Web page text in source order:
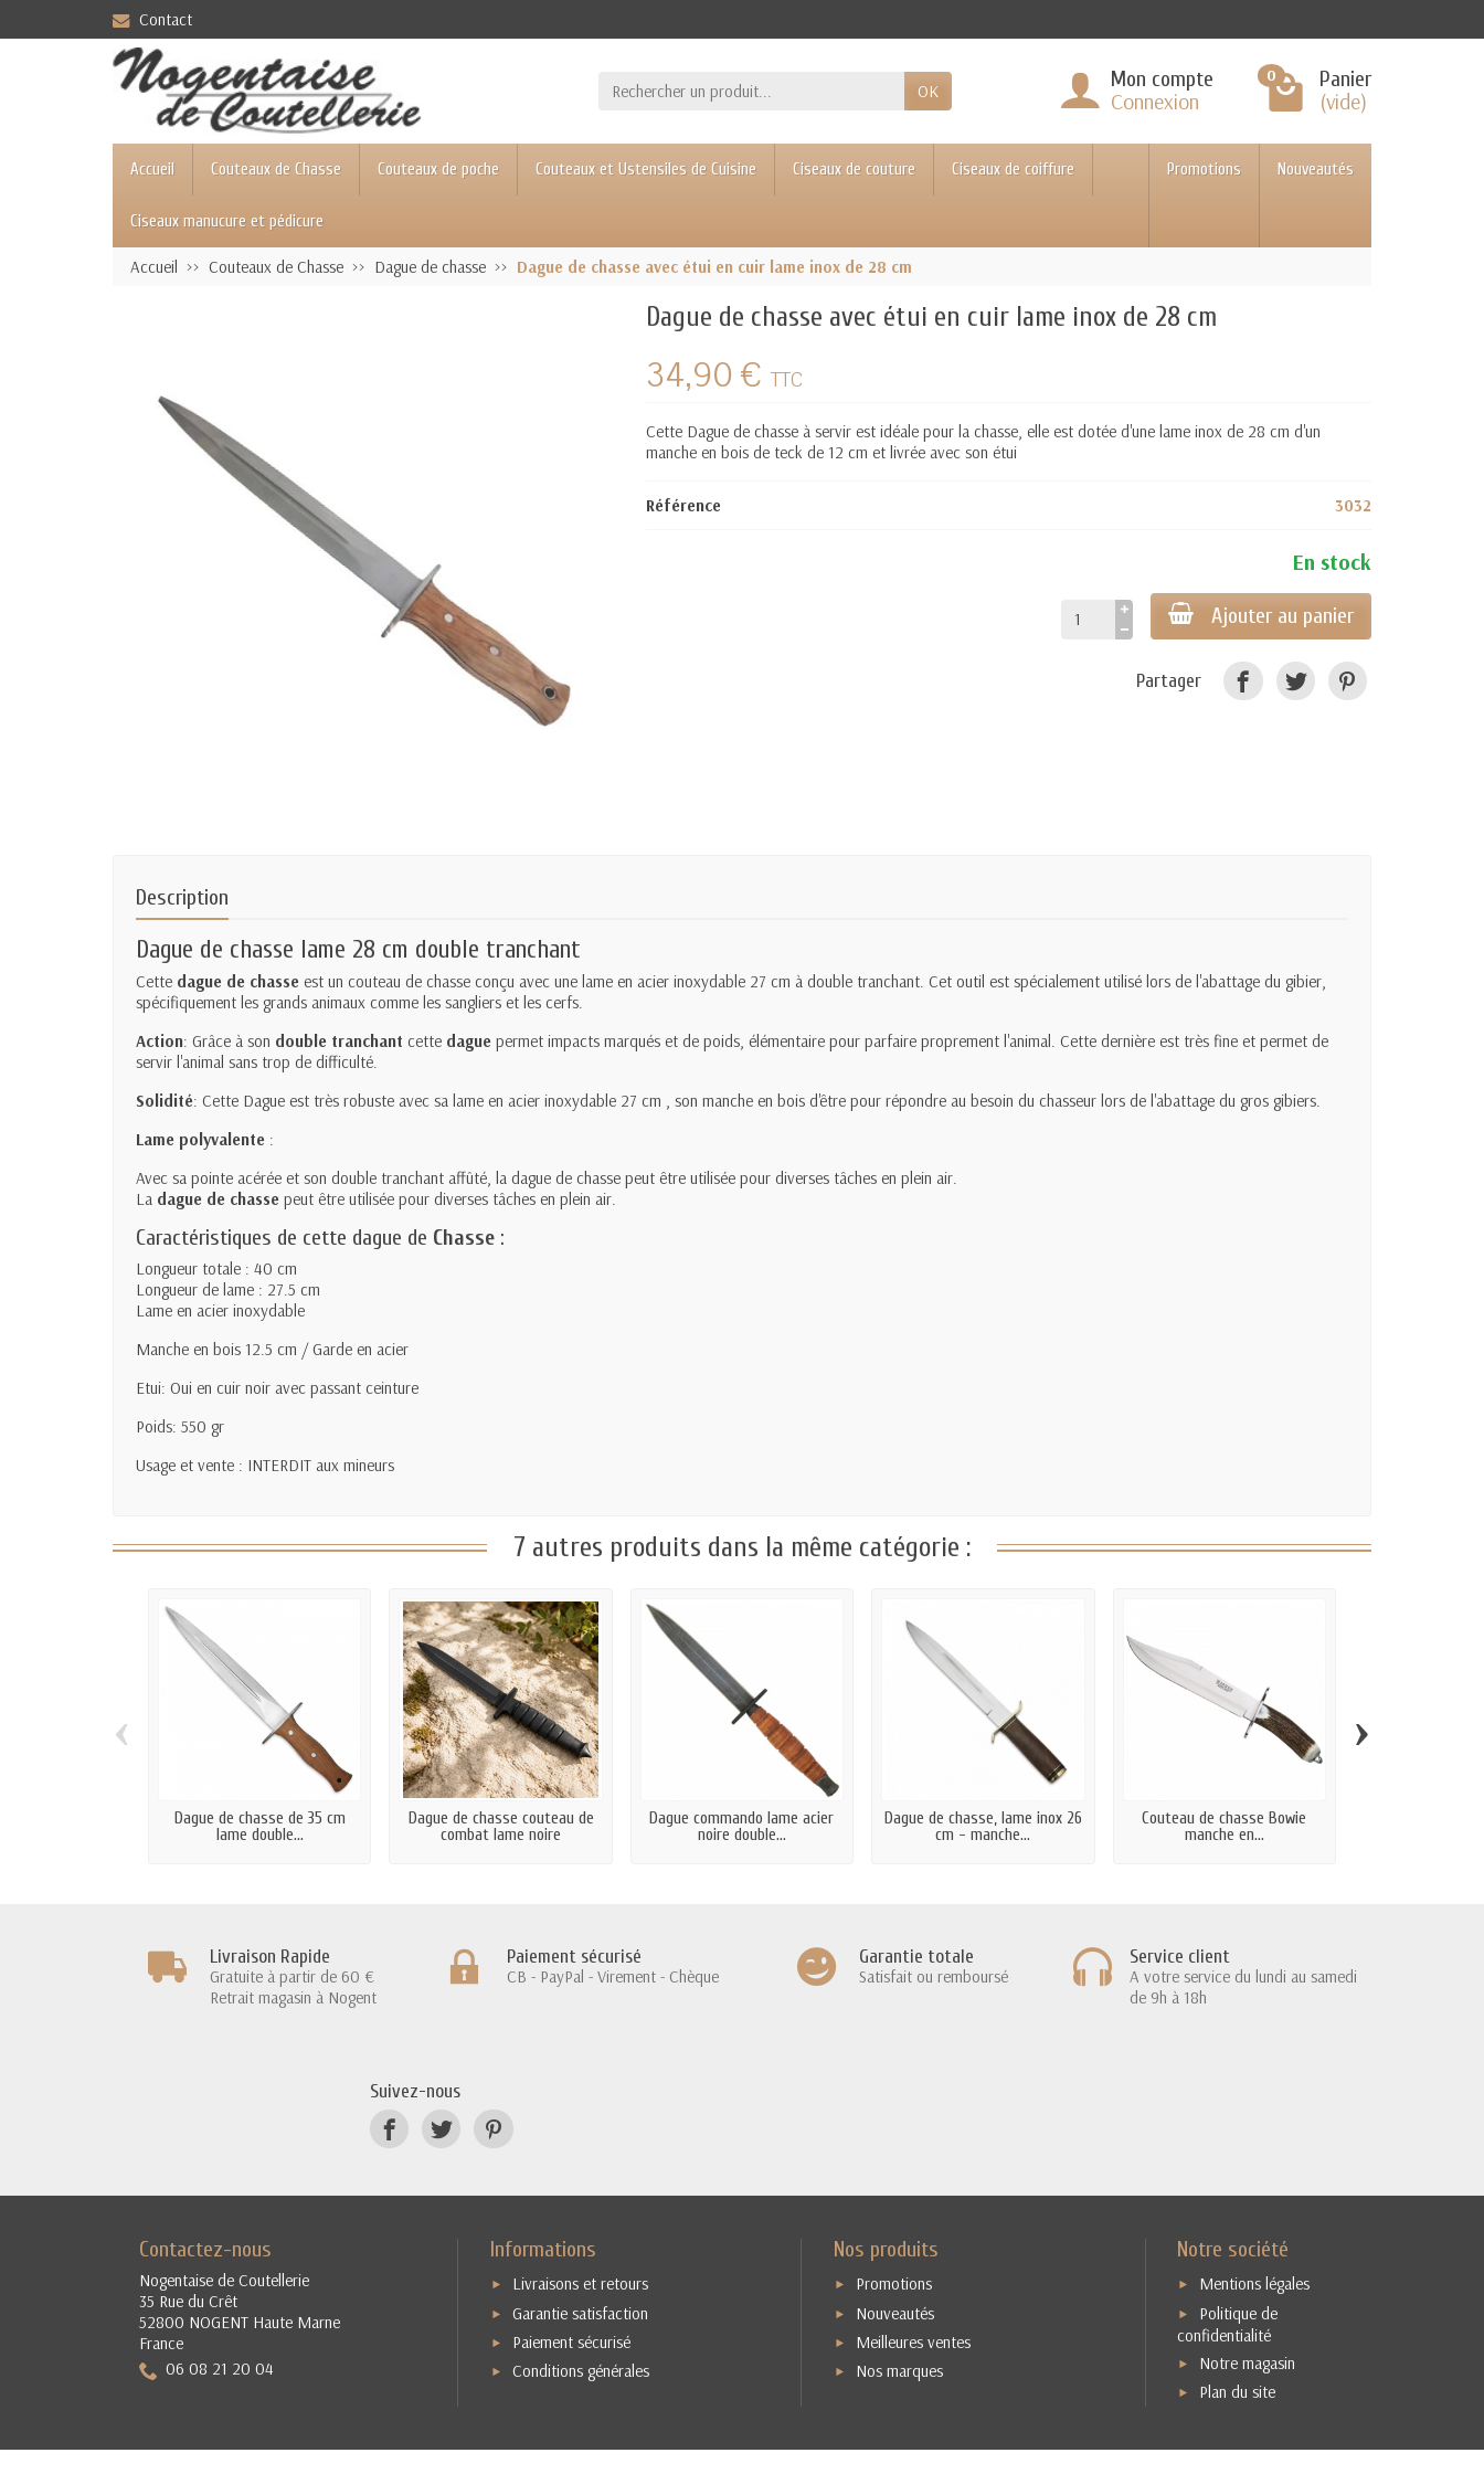
Contact
OK Mon compte
Connexion
0 Panier
(vide)
Accueil Couteaux de Chasse Couteaux de poche Couteaux et Ustensiles de Cuisine Ciseaux de couture Ciseaux de coiffure
Ciseaux manucure et pédicure
Promotions Nouveautés
Accueil Couteaux de Chasse Dague de chasse Dague de chasse avec étui en cuir lame inox de 28 cm
Dague de chasse avec étui en cuir lame inox de 28 cm
34,90 €TTC
Cette Dague de chasse à servir est idéale pour la chasse, elle est dotée d'une lame inox de 28 cm d'un
manche en bois de teck de 12 cm et livrée avec son étui
Référence 3032
En stock
Ajouter au panier
Partager
Description
Dague de chasse lame 28 cm double tranchant
Cette dague de chasse est un couteau de chasse conçu avec une lame en acier inoxydable 27 cm à double tranchant. Cet outil est spécialement utilisé lors de l'abattage du gibier,
spécifiquement les grands animaux comme les sangliers et les cerfs.
Action: Grâce à son double tranchant cette dague permet impacts marqués et de poids, élémentaire pour parfaire proprement l'animal. Cette dernière est très fine et permet de
servir l'animal sans trop de difficulté.
Solidité: Cette Dague est très robuste avec sa lame en acier inoxydable 27 cm , son manche en bois d'être pour répondre au besoin du chasseur lors de l'abattage du gros gibiers.
Lame polyvalente :
Avec sa pointe acérée et son double tranchant affûté, la dague de chasse peut être utilisée pour diverses tâches en plein air.
La dague de chasse peut être utilisée pour diverses tâches en plein air.
Caractéristiques de cette dague de Chasse :
Longueur totale : 40 cm
Longueur de lame : 27.5 cm
Lame en acier inoxydable
Manche en bois 12.5 cm / Garde en acier
Etui: Oui en cuir noir avec passant ceinture
Poids: 550 gr
Usage et vente : INTERDIT aux mineurs
7 autres produits dans la même catégorie :
Dague de chasse de 35 cm
lame double...
Dague de chasse couteau de
combat lame noire
Dague commando lame acier
noire double...
Dague de chasse, lame inox 26
cm - manche...
Couteau de chasse Bowie
manche en...
‹ ›
Livraison Rapide
Gratuite à partir de 60 €
Retrait magasin à Nogent
Paiement sécurisé
CB - PayPal - Virement - Chèque
Garantie totale
Satisfait ou remboursé
Service client
A votre service du lundi au samedi
de 9h à 18h
Suivez-nous
Contactez-nous
Nogentaise de Coutellerie
35 Rue du Crêt
52800 NOGENT Haute Marne
France
06 08 21 20 04
Informations
Livraisons et retours
Garantie satisfaction
Paiement sécurisé
Conditions générales
Nos produits
Promotions
Nouveautés
Meilleures ventes
Nos marques
Notre société
Mentions légales
Politique de
confidentialité
Notre magasin
Plan du site